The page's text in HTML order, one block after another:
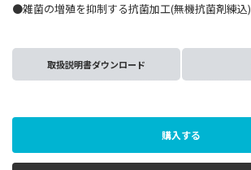
●雑菌の増殖を抑制する抗菌加工(無機抗菌剤練込)
取扱説明書ダウンロード
購入する